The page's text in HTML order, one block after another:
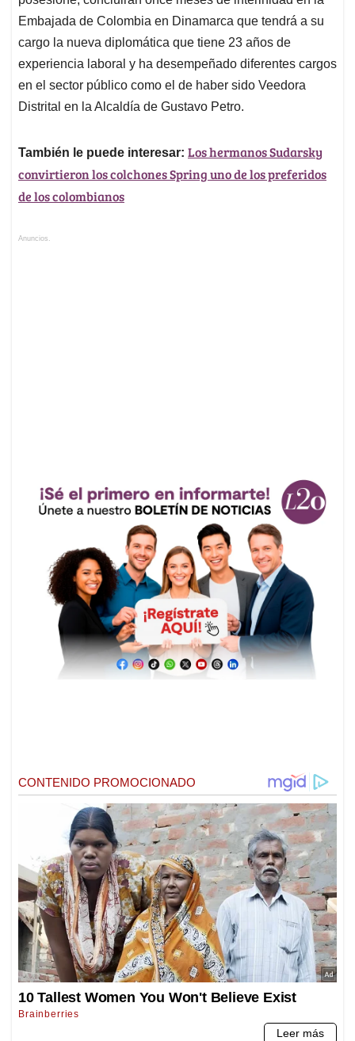
Embajada de Colombia en Dinamarca que tendrá a su
cargo la nueva diplomática que tiene 23 años de
experiencia laboral y ha desempeñado diferentes cargos
en el sector público como el de haber sido Veedora
Distrital en la Alcaldía de Gustavo Petro.
También le puede interesar: Los hermanos Sudarsky
convirtieron los colchones Spring uno de los preferidos
de los colombianos
Anuncios.